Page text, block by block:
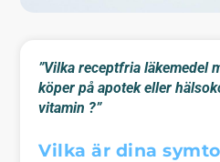
”Vilka receptfria läkemedel
köper på apotek eller
vitamin ?”
Vilka är dina